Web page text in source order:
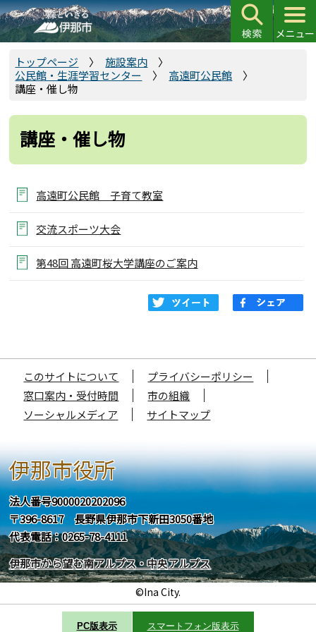
こ
の
ペ
先
トップページ
施設案内
公民館・生涯学習センター
高遠町公民館
講座・催し物
講座・催し物
高遠町公民館 子育て教室
交流スポーツ大会
第48回 高遠町桜大学講座のご案内
このサイトについて
プライバシーポリシー
窓口案内・受付時間
市の組織
ソーシャルメディア
サイトマップ
伊那市役所
法人番号9000020202096
〒396-8617 長野県伊那市下新田3050番地
代表電話：0265-78-4111
伊那市から望む南アルプス・中央アルプス
©Ina City.
PC版表示 スマートフォン版表示